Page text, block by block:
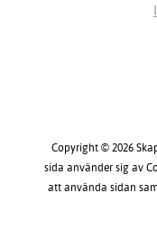
Copyright © 2026
sida använder sig av
att använda sidan